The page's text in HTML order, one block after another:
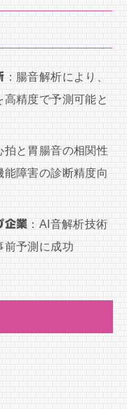
：腸音解析により、
精度で予測可能と
拍と胃腸音の相関性
障害の診断精度向
企業 ：AI音解析技術
前予測に成功